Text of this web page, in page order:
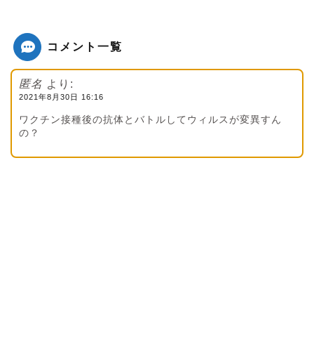
コメント一覧
匿名 より:
2021年8月30日 16:16
ワクチン接種後の抗体とバトルしてウィルスが変異すん
の？